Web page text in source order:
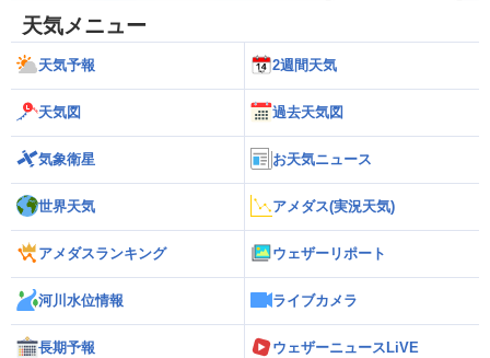
天気メニュー
天気予報 2週間天気
天気図 過去天気図
気象衛星 お天気ニュース
世界天気 アメダス(実況天気)
アメダスランキング ウェザーリポート
河川水位情報 ライブカメラ
長期予報 ウェザーニュースLiVE